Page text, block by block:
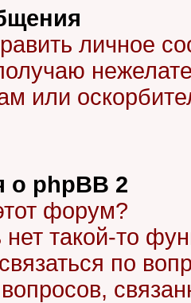
личное
или
phpBB 2
форум?
такой-то
по